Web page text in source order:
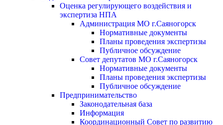
Оценка регулирующего воздействия и
экспертиза НПА
Администрация МО г.Саяногорск
Нормативные документы
Планы проведения экспертизы
Публичное обсуждение
Совет депутатов МО г.Саяногорск
Нормативные документы
Планы проведения экспертизы
Публичное обсуждение
Предпринимательство
Законодательная база
Информация
Координационный Совет по развитию